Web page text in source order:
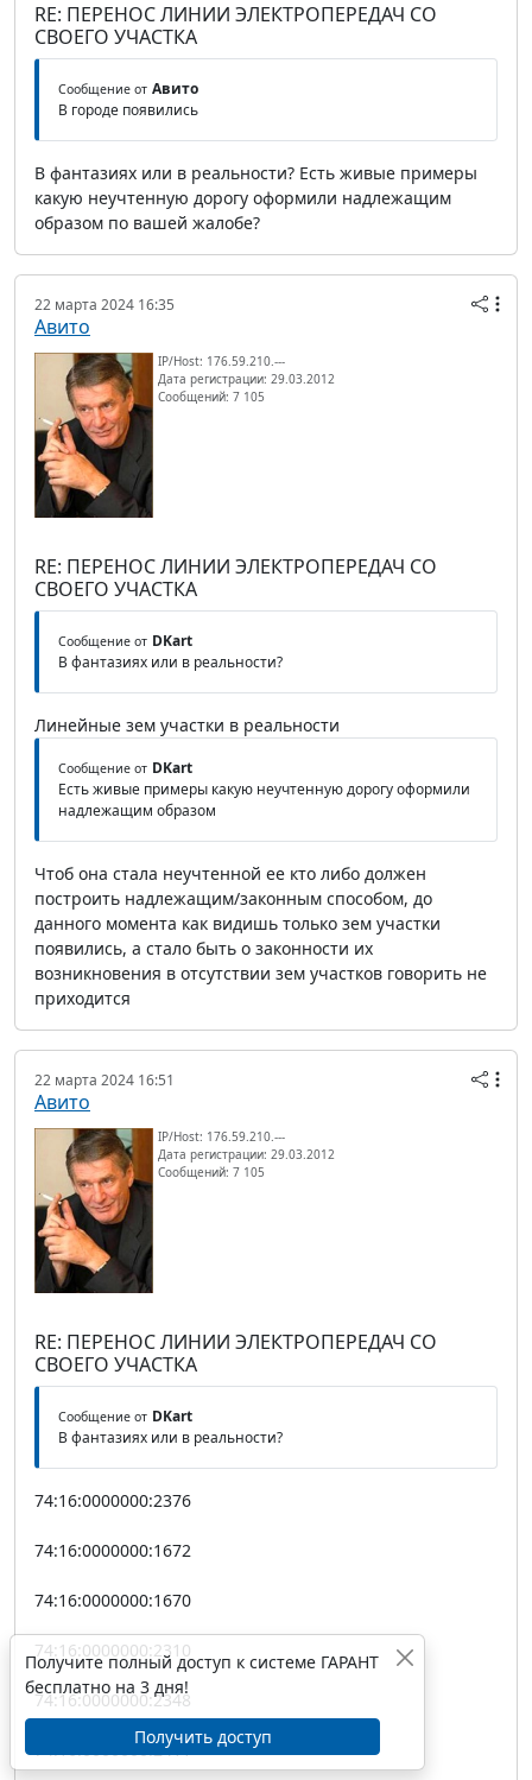
RE: ПЕРЕНОС ЛИНИИ ЭЛЕКТРОПЕРЕДАЧ СО
СВОЕГО УЧАСТКА
Сообщение от Авито
В городе появились
В фантазиях или в реальности? Есть живые примеры
какую неучтенную дорогу оформили надлежащим
образом по вашей жалобе?
22 марта 2024 16:35
Авито
IP/Host: 176.59.210.---
Дата регистрации: 29.03.2012
Сообщений: 7 105
RE: ПЕРЕНОС ЛИНИИ ЭЛЕКТРОПЕРЕДАЧ СО
СВОЕГО УЧАСТКА
Сообщение от DKart
В фантазиях или в реальности?
Линейные зем участки в реальности
Сообщение от DKart
Есть живые примеры какую неучтенную дорогу оформили
надлежащим образом
Чтоб она стала неучтенной ее кто либо должен
построить надлежащим/законным способом, до
данного момента как видишь только зем участки
появились, а стало быть о законности их
возникновения в отсутствии зем участков говорить не
приходится
22 марта 2024 16:51
Авито
IP/Host: 176.59.210.---
Дата регистрации: 29.03.2012
Сообщений: 7 105
RE: ПЕРЕНОС ЛИНИИ ЭЛЕКТРОПЕРЕДАЧ СО
СВОЕГО УЧАСТКА
Сообщение от DKart
В фантазиях или в реальности?
74:16:0000000:2376
74:16:0000000:1672
74:16:0000000:1670
74:16:0000000:2310
74:16:0000000:2348
74:16:0000000:2411
Получите полный доступ к системе ГАРАНТ
бесплатно на 3 дня!
Получить доступ